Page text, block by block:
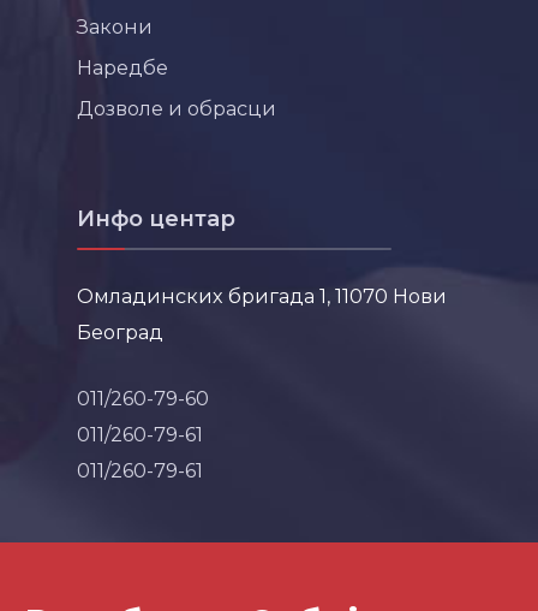
Закони
Наредбе
Дозволе и обрасци
Инфо центар
Омладинских бригада 1, 11070 Нови
Београд
011/260-79-60
011/260-79-61
011/260-79-61